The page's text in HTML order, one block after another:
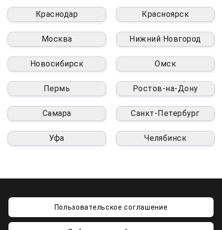
Краснодар Красноярск
Москва Нижний Новгород
Новосибирск Омск
Пермь Ростов-на-Дону
Самара Санкт-Петербург
Уфа Челябинск
Пользовательское соглашение